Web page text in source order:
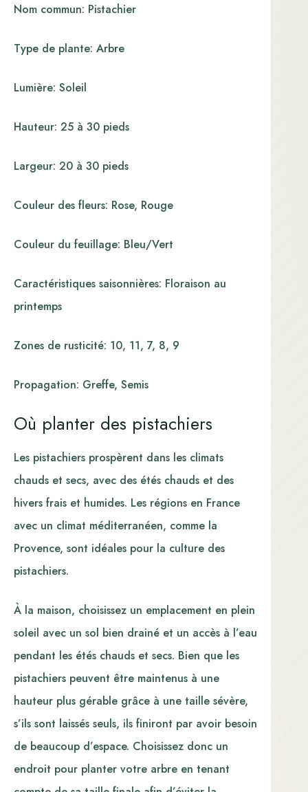
Nom commun: Pistachier
Type de plante: Arbre
Lumière: Soleil
Hauteur: 25 à 30 pieds
Largeur: 20 à 30 pieds
Couleur des fleurs: Rose, Rouge
Couleur du feuillage: Bleu/Vert
Caractéristiques saisonnières: Floraison au
printemps
Zones de rusticité: 10, 11, 7, 8, 9
Propagation: Greffe, Semis
Où planter des pistachiers
Les pistachiers prospèrent dans les climats
chauds et secs, avec des étés chauds et des
hivers frais et humides. Les régions en France
avec un climat méditerranéen, comme la
Provence, sont idéales pour la culture des
pistachiers.
À la maison, choisissez un emplacement en plein
soleil avec un sol bien drainé et un accès à l’eau
pendant les étés chauds et secs. Bien que les
pistachiers peuvent être maintenus à une
hauteur plus gérable grâce à une taille sévère,
s’ils sont laissés seuls, ils finiront par avoir besoin
de beaucoup d’espace. Choisissez donc un
endroit pour planter votre arbre en tenant